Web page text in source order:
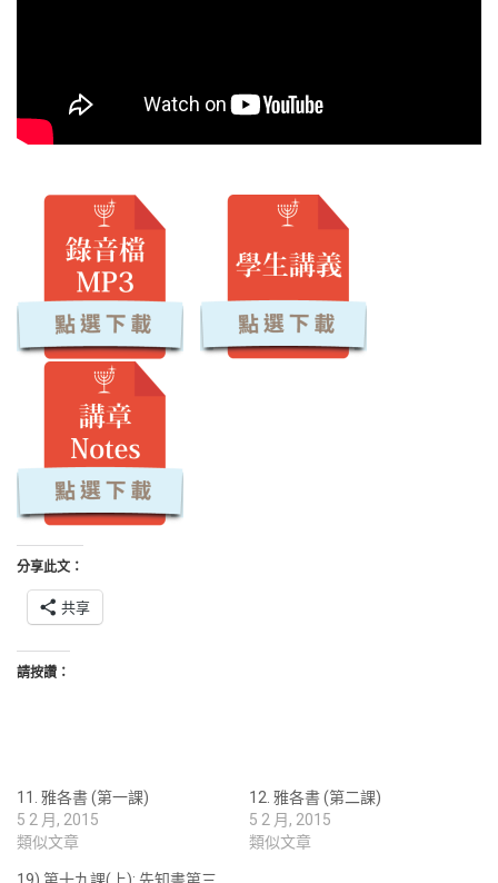
分享此文：
共享
請按讚：
11. 雅各書 (第一課)
5 2 月, 2015
類似文章
12. 雅各書 (第二課)
5 2 月, 2015
類似文章